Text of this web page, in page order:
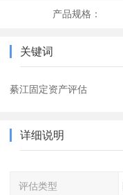
产品规格：
关键词
綦江固定资产评估
详细说明
评估类型